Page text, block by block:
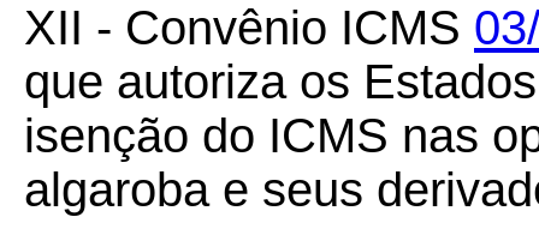
XII - Convênio ICMS
que autoriza os
isenção do ICMS nas
algaroba e seus